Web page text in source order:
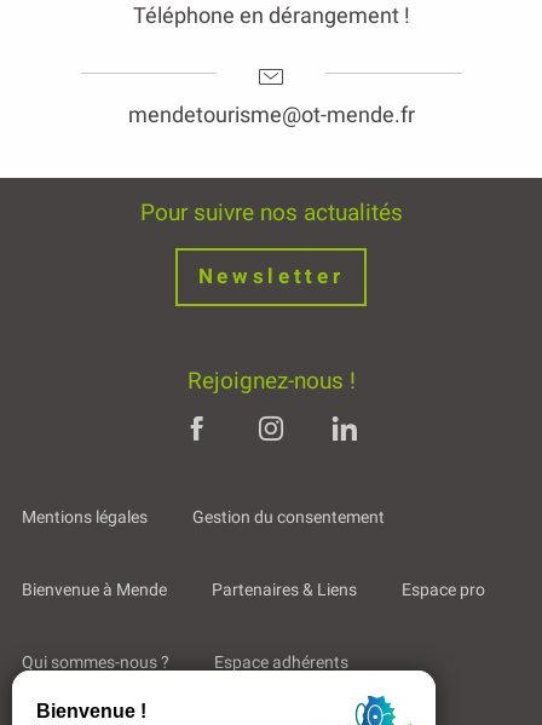
Téléphone en dérangement !
mendetourisme@ot-mende.fr
Pour suivre nos actualités
Newsletter
Rejoignez-nous !
Mentions légales Gestion du consentement
Bienvenue à Mende Partenaires & Liens Espace pro
Qui sommes-nous ? Espace adhérents